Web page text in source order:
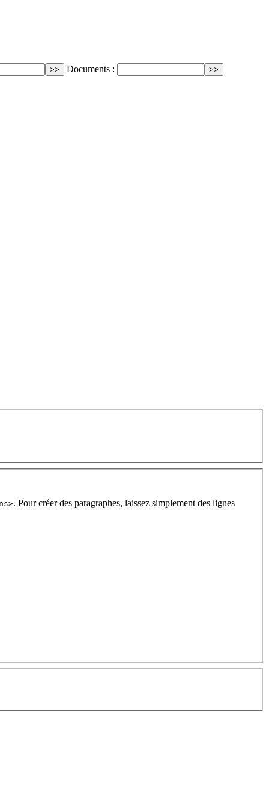
Documents :
. Pour créer des paragraphes, laissez simplement des lignes